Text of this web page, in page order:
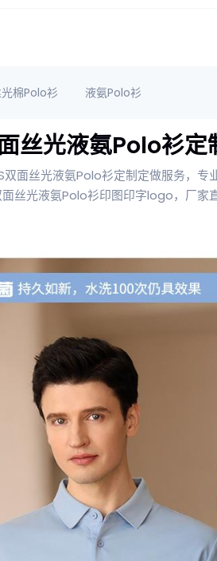
棉Polo衫 液氨Polo衫
丝光液氨Polo衫定
双面丝光液氨Polo衫定制定做服务，
丝光液氨Polo衫印图印字logo，厂家